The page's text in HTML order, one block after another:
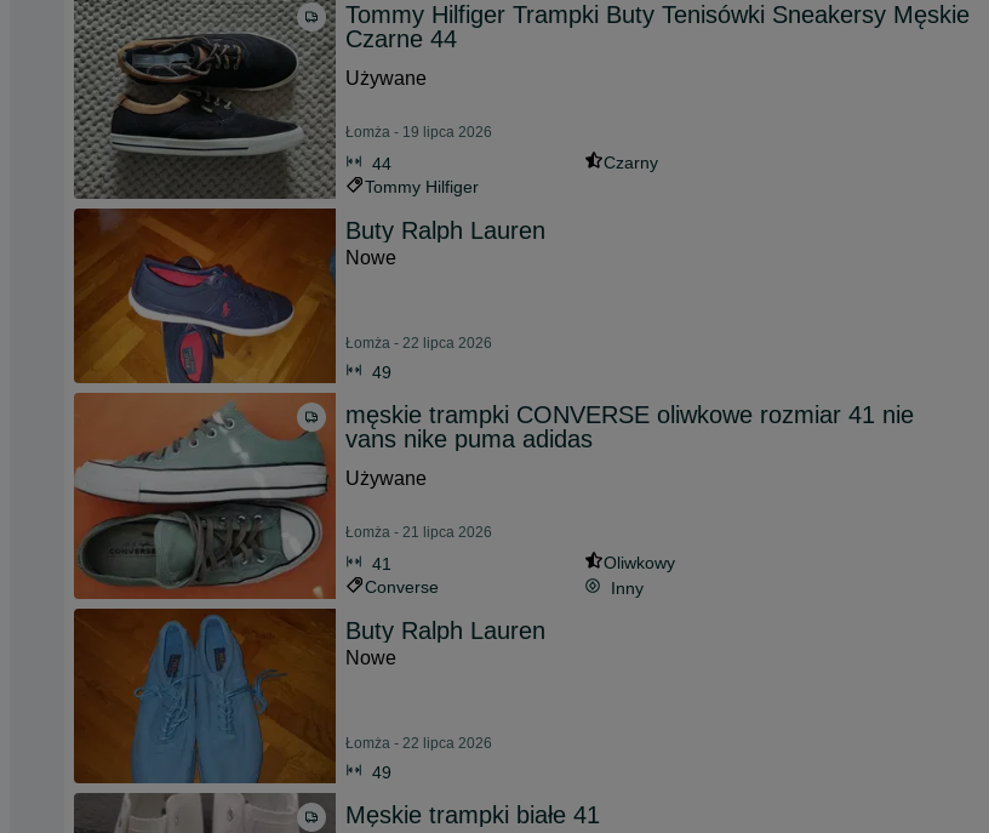
Tommy Hilfiger Trampki Buty Tenisówki Sneakersy Męskie
Czarne 44
Używane
Łomża - 19 lipca 2026
44
Czarny
Tommy Hilfiger
Buty Ralph Lauren
Nowe
Łomża - 22 lipca 2026
49
męskie trampki CONVERSE oliwkowe rozmiar 41 nie
vans nike puma adidas
Używane
Łomża - 21 lipca 2026
41
Oliwkowy
Converse
Inny
Buty Ralph Lauren
Nowe
Łomża - 22 lipca 2026
49
Męskie trampki białe 41